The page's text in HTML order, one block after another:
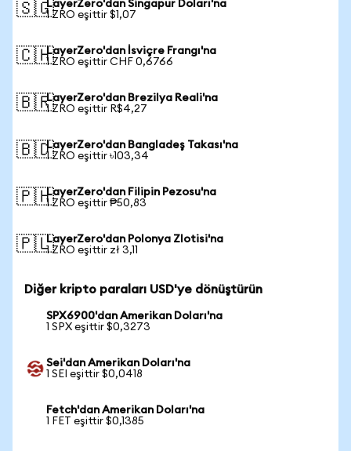
🇸🇬LayerZero'dan Singapur Doları'na
1 ZRO eşittir $1,07
🇨🇭LayerZero'dan İsviçre Frangı'na
1 ZRO eşittir CHF 0,6766
🇧🇷LayerZero'dan Brezilya Reali'na
1 ZRO eşittir R$4,27
🇧🇩LayerZero'dan Bangladeş Takası'na
1 ZRO eşittir ৳103,34
🇵🇭LayerZero'dan Filipin Pezosu'na
1 ZRO eşittir ₱50,83
🇵🇱LayerZero'dan Polonya Zlotisi'na
1 ZRO eşittir zł 3,11
Diğer kripto paraları USD'ye dönüştürün
SPX6900'dan Amerikan Doları'na
1 SPX eşittir $0,3273
Sei'dan Amerikan Doları'na
1 SEI eşittir $0,0418
Fetch'dan Amerikan Doları'na
1 FET eşittir $0,1385